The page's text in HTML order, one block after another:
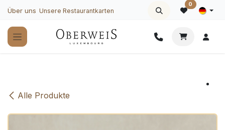
Zum Inhalt springen
Über uns Unsere Restaurantkarten
0
Alle Produkte